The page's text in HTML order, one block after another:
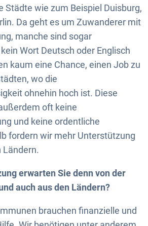
Städte wie zum Beispiel Duisburg,
Da geht es um Zuwanderer mit
manche sind sogar
Wort Deutsch oder Englisch
kaum eine Chance, einen Job zu
wo die
ohnehin hoch ist. Diese
oft keine
und keine ordentliche
fordern wir mehr Unterstützung
Ländern.
erwarten Sie denn von der
auch aus den Ländern?
brauchen finanzielle und